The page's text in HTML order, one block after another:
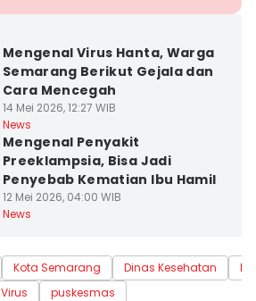
Mengenal Virus Hanta, Warga
Semarang Berikut Gejala dan
Cara Mencegah
14 Mei 2026, 12:27 WIB
News
Mengenal Penyakit
Preeklampsia, Bisa Jadi
Penyebab Kematian Ibu Hamil
12 Mei 2026, 04:00 WIB
News
Kota Semarang Dinas Kesehatan
Virus puskesmas